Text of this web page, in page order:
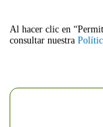
Al hacer clic en
consultar nuestra